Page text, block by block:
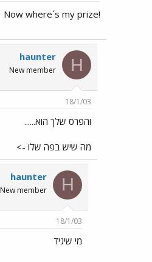
!Now where´s my prize
H
haunter
New member
18/1/03
והפרס שלך הוא......
מה שיש בפה שלו ->
H
haunter
New member
18/1/03
מי שיגיד